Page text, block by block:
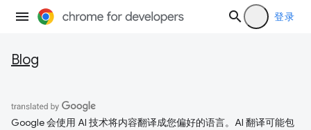
登录
Blog
Google 会使用 AI 技术将内容翻译成您偏好的语言。AI 翻译可能包